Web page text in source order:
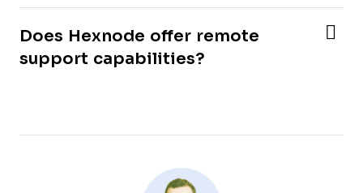
Does Hexnode offer remote
support capabilities?